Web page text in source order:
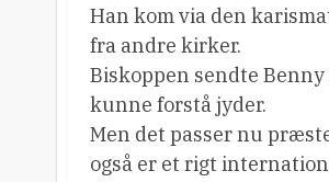
Han kom via den
fra andre kirker.
Biskoppen sendte
kunne forstå jyder.
Men det passer nu
også er et rigt